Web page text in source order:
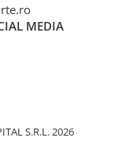
MEDIA
S.R.L. 2026